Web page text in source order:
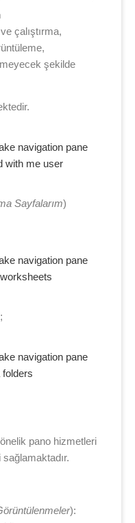
çalıştırma,
şekilde
Sayfalarım)
pano hizmetleri
):